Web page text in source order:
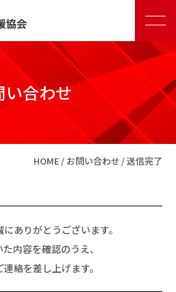
い合わせ
HOME お問い合わせ 送信完了
ありがとうございます。
内容を確認のうえ、
絡を差し上げます。